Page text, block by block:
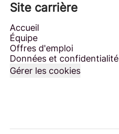
Site carrière
Accueil
Équipe
Offres d'emploi
Données et confidentialité
Gérer les cookies